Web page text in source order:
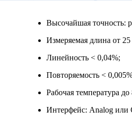
Высочайшая точность:
Измеряемая длина от
Линейность < 0,04%;
Повторяемость <
Рабочая температура до
Интерфейс: Analog или